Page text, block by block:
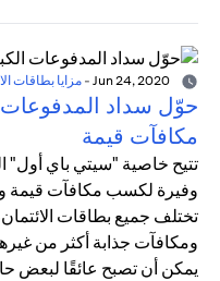
-مزايا بطاقات
حوّل سداد
مكافآت قيمة
تتيح خاصية "سيتي باي أول"
وفيرة لكسب مكافآت قيمة
تختلف جميع بطاقات
ومكافآت جذابة أكثر من
يمكن أن تصبح عائقًا لبعض